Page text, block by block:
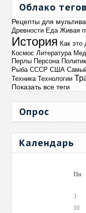
Облако тегов
Рецепты для
Древности Еда Живая
История Как это
Космос Литература
Перлы Персона
Рыба СССР США
Техника Технологии
Показать все теги
Опрос
Календарь
Пн
3
10